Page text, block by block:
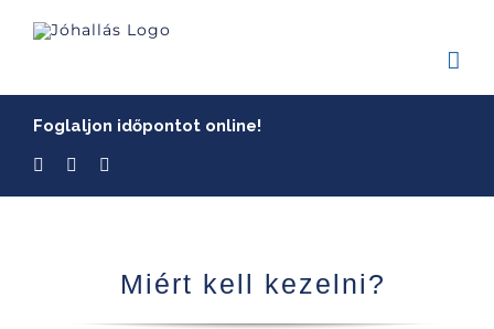
Foglaljon időpontot online!
Miért kell kezelni?